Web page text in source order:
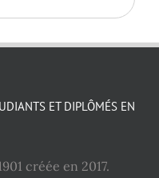
ET DIPLÔMÉS EN
créée en 2017.